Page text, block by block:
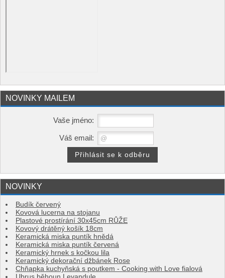
NOVINKY MAILEM
Vaše jméno:
Váš email:
NOVINKY
Budík červený
Kovová lucerna na stojanu
Plastové prostírání 30x45cm RŮŽE
Kovový drátěný košík 18cm
Keramická miska puntík hnědá
Keramická miska puntík červená
Keramický hrnek s kočkou lila
Keramický dekorační džbánek Rose
Chňapka kuchyňská s poutkem - Cooking with Love fialová